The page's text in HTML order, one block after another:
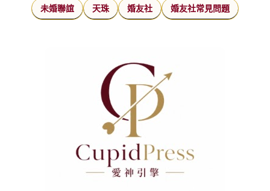
未婚聯誼 天珠 婚友社 婚友社常見問題